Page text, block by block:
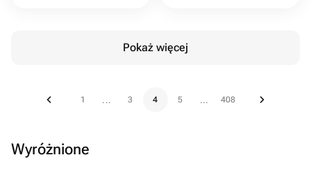
Pokaż więcej
1 ... 3 4 5 ... 408
Wyróżnione